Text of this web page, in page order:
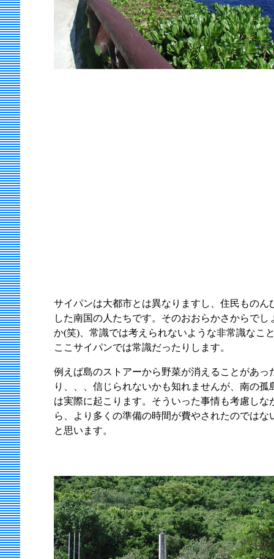
サイパンは大都市とは異なりますし、住民ものん
した南国の人たちです。そのおおらかさからでし
か(笑)、常識では考えられないような非常識なこ
ここサイパンでは常識だったりします。
例えば島のストアーから野菜が消えることがあっ
り、、、信じられないかも知れませんが、南の孤
は実際に起こります。そういった事情も考慮しな
ら、より多くの準備の時間が費やされたのではな
と思います。